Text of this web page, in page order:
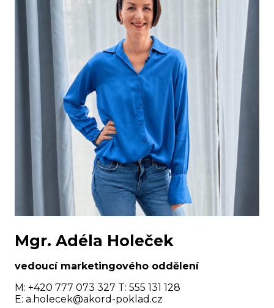
Mgr. Adéla Holeček
vedoucí marketingového oddělení
M: +420 777 073 327 T: 555 131 128
E: a.holecek@akord-poklad.cz